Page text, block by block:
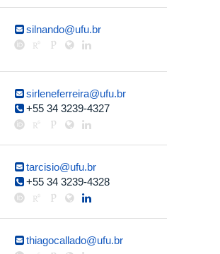
silnando@ufu.br
sirleneferreira@ufu.br
+55 34 3239-4327
tarcisio@ufu.br
+55 34 3239-4328
thiagocallado@ufu.br